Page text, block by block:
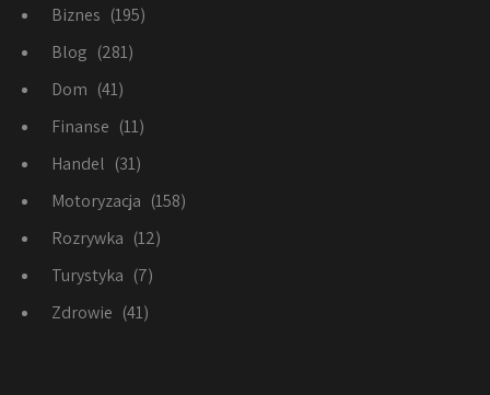
Biznes (195)
Blog (281)
Dom (41)
Finanse (11)
Handel (31)
Motoryzacja (158)
Rozrywka (12)
Turystyka (7)
Zdrowie (41)